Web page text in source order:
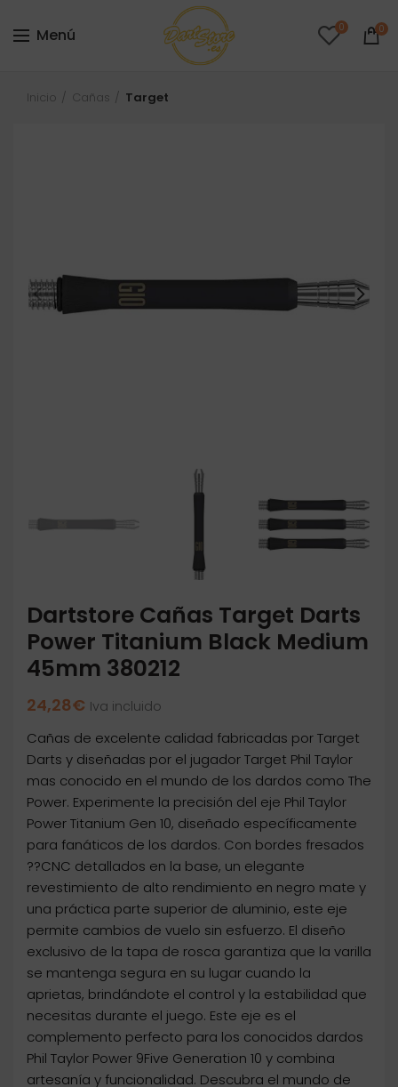
Menú 0 0
Inicio Cañas Target
Dartstore Cañas Target Darts
Power Titanium Black Medium
45mm 380212
24,28€ Iva incluido
Cañas de excelente calidad fabricadas por Target
Darts y diseñadas por el jugador Target Phil Taylor
mas conocido en el mundo de los dardos como The
Power. Experimente la precisión del eje Phil Taylor
Power Titanium Gen 10, diseñado específicamente
para fanáticos de los dardos. Con bordes fresados
??CNC detallados en la base, un elegante
revestimiento de alto rendimiento en negro mate y
una práctica parte superior de aluminio, este eje
permite cambios de vuelo sin esfuerzo. El diseño
exclusivo de la tapa de rosca garantiza que la varilla
se mantenga segura en su lugar cuando la
aprietas, brindándote el control y la estabilidad que
necesitas durante el juego. Este eje es el
complemento perfecto para los conocidos dardos
Phil Taylor Power 9Five Generation 10 y combina
artesanía y funcionalidad. Descubra el mundo de